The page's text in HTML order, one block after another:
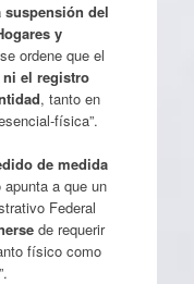
del
y
ordene que el
el registro
, tanto en
física”.
de medida
a que un
Federal
de requerir
físico como